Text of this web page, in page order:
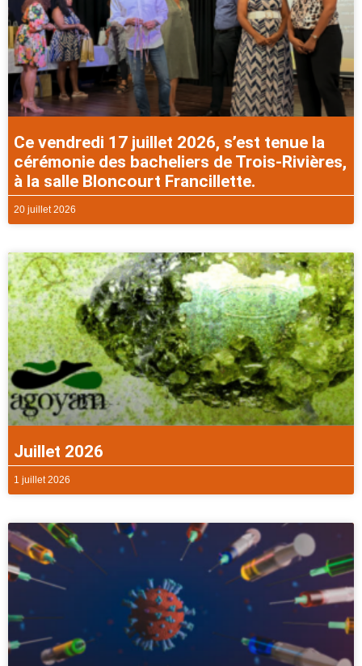
Ce vendredi 17 juillet 2026, s’est tenue la
cérémonie des bacheliers de Trois-Rivières,
à la salle Bloncourt Francillette.
20 juillet 2026
Juillet 2026
1 juillet 2026